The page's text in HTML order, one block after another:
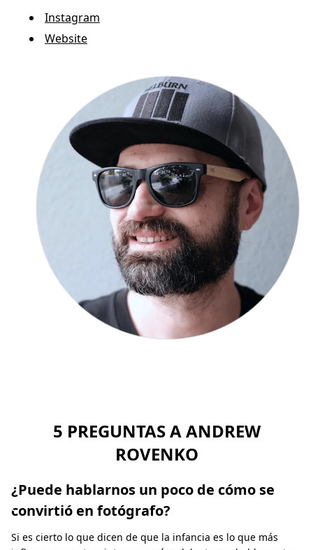
g
i
r
Instagram
Website
5 PREGUNTAS A ANDREW
ROVENKO
¿Puede hablarnos un poco de cómo se
convirtió en fotógrafo?
Si es cierto lo que dicen de que la infancia es lo que más